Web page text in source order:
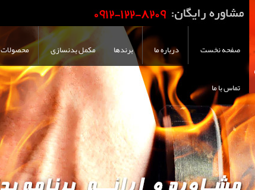
صفحه نخست درباره ما برندها مکمل بدنسازی محصولات
تماس با ما